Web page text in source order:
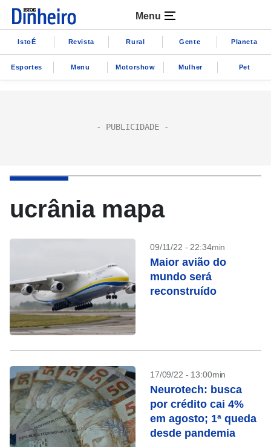
Menu
IstoÉ Revista Rural Gente Planeta
Esportes Menu Motorshow Mulher Pet
ucrânia mapa
09/11/22 - 22:34min
Maior avião do
mundo será
reconstruído
17/09/22 - 13:00min
Neurotech: busca
por crédito cai 4%
em agosto; 1ª queda
desde pandemia